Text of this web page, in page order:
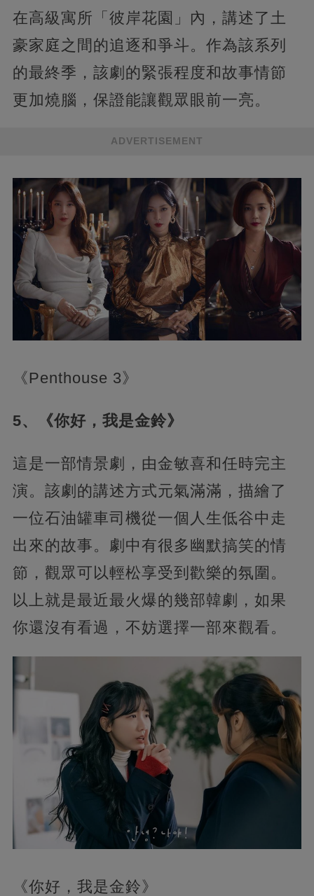
在高級寓所「彼岸花園」內，講述了土
豪家庭之間的追逐和爭斗。作為該系列
的最終季，該劇的緊張程度和故事情節
更加燒腦，保證能讓觀眾眼前一亮。
ADVERTISEMENT
《Penthouse 3》
5、《你好，我是金鈴》
這是一部情景劇，由金敏喜和任時完主
演。該劇的講述方式元氣滿滿，描繪了
一位石油罐車司機從一個人生低谷中走
出來的故事。劇中有很多幽默搞笑的情
節，觀眾可以輕松享受到歡樂的氛圍。
以上就是最近最火爆的幾部韓劇，如果
你還沒有看過，不妨選擇一部來觀看。
《你好，我是金鈴》